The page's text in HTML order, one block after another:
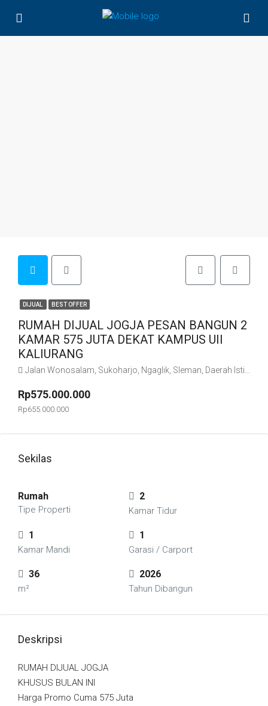
DIJUAL BEST OFFER
RUMAH DIJUAL JOGJA PESAN BANGUN 2
KAMAR 575 JUTA DEKAT KAMPUS UII
KALIURANG
Jalan Wonosalam, Sukoharjo, Ngaglik, Sleman, Daerah Istimewa Yogyakarta, Jawa, 55786, Indonesia
Rp575.000.000
Rp655.000.000
Sekilas
Rumah
Tipe Properti
2
Kamar Tidur
1
Kamar Mandi
1
Garasi / Carport
36
m²
2026
Tahun Dibangun
Deskripsi
RUMAH DIJUAL JOGJA
KHUSUS BULAN INI
Harga Promo Cuma 575 Juta